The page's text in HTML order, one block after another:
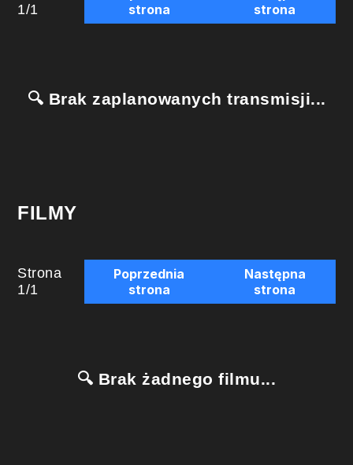
1/1
strona
strona
🔍 Brak zaplanowanych transmisji...
FILMY
Strona
1/1
Poprzednia
strona
Następna
strona
🔍 Brak żadnego filmu...